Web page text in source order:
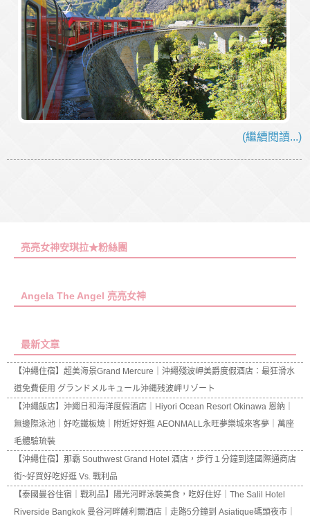
(繼續閱讀...)
亮亮女神安琪拉★粉絲團
Angela The Angel 亮亮女神
最新文章
【沖繩住宿】超美海景Grand Mercure｜沖繩殘波岬美爵度假酒店：最狂滑水
道免費使用 グランドメルキュール沖縄残波岬リゾート
【沖繩飯店】沖繩日和海洋度假酒店｜Hiyori Ocean Resort Okinawa 恩納｜
無邊際泳池｜好吃鐵板燒｜附近好好逛 AEONMALL永旺夢樂城來客夢｜萬座
毛體驗琉裝
【沖繩住宿】那霸 Southwest Grand Hotel 酒店，步行１分鐘到達國際通商店
街~好買好吃好逛 Vs. 戰利品
【泰國曼谷住宿｜戰利品】陽光河畔泳裝美食，吃好住好｜The Salil Hotel
Riverside Bangkok 曼谷河畔薩利爾酒店｜走路5分鐘到 Asiatique碼頭夜市｜